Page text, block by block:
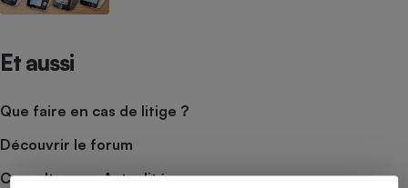
Et aussi
Que faire en cas de litige ?
Découvrir le forum
Consulter nos Actualités